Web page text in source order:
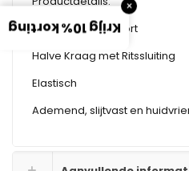
zacht draagcomfort
Halve Kraag met Ritssluiting
Elastisch
Ademend, slijtvast en
Krijg 10% korting
×